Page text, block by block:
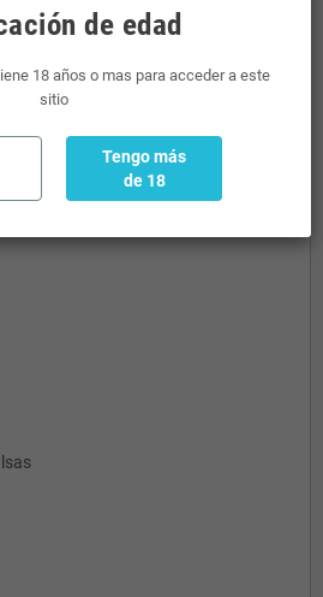
de edad
18 años o mas para acceder a este
sitio
Tengo más
de 18